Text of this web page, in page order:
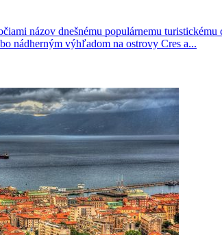
názov dnešnému populárnemu
nádherným výhľadom na ostrovy Cres a...